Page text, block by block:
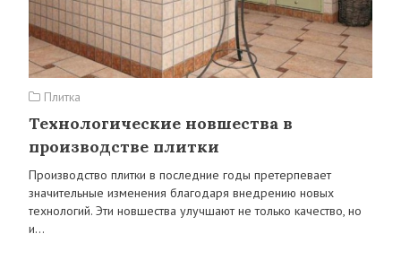
Плитка
Технологические новшества в
производстве плитки
Производство плитки в последние годы претерпевает
значительные изменения благодаря внедрению новых
технологий. Эти новшества улучшают не только качество, но
и…